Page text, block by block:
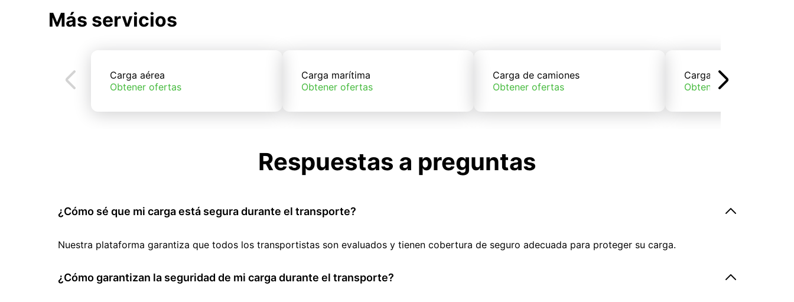
Más servicios
Carga aérea
Obtener ofertas
Carga marítima
Obtener ofertas
Carga de camiones
Obtener ofertas
Carga de trenes
Obtener ofertas
Respuestas a preguntas
¿Cómo sé que mi carga está segura durante el transporte?
Nuestra plataforma garantiza que todos los transportistas son evaluados y tienen cobertura de seguro adecuada para proteger su carga.
¿Cómo garantizan la seguridad de mi carga durante el transporte?